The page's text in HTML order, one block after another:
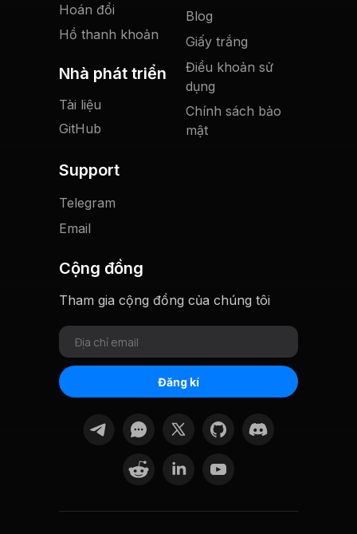
Nhà phát triển
Support
Cộng đồng
Hoán đổi
Hồ thanh khoản
Blog
Giấy trắng
Điều khoản sử
dụng
Chính sách bảo
mật
Tài liệu
GitHub
Telegram
Email
Tham gia cộng đồng của chúng tôi
Đăng kí